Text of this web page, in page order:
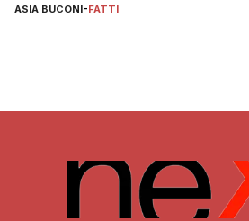
ASIA BUCONI-FATTI